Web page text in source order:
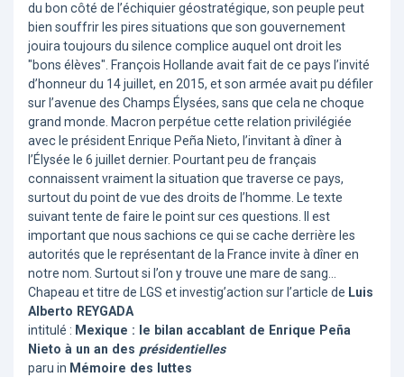
du bon côté de l’échiquier géostratégique, son peuple peut
bien souffrir les pires situations que son gouvernement
jouira toujours du silence complice auquel ont droit les
"bons élèves". François Hollande avait fait de ce pays l’invité
d’honneur du 14 juillet, en 2015, et son armée avait pu défiler
sur l’avenue des Champs Élysées, sans que cela ne choque
grand monde. Macron perpétue cette relation privilégiée
avec le président Enrique Peña Nieto, l’invitant à dîner à
l’Élysée le 6 juillet dernier. Pourtant peu de français
connaissent vraiment la situation que traverse ce pays,
surtout du point de vue des droits de l’homme. Le texte
suivant tente de faire le point sur ces questions. Il est
important que nous sachions ce qui se cache derrière les
autorités que le représentant de la France invite à dîner en
notre nom. Surtout si l’on y trouve une mare de sang...
Chapeau et titre de LGS et investig’action sur l’article de Luis
Alberto REYGADA
intitulé : Mexique : le bilan accablant de Enrique Peña
Nieto à un an des présidentielles
paru in Mémoire des luttes